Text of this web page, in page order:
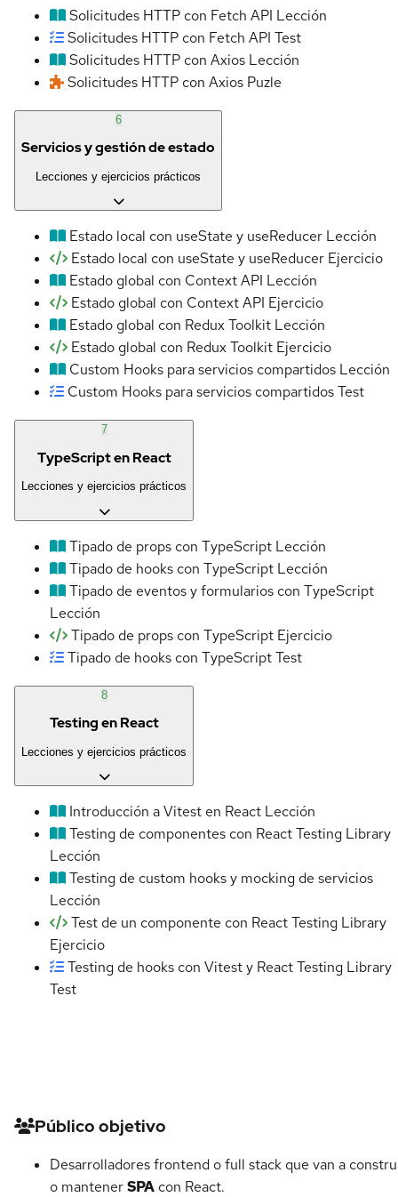
Solicitudes HTTP con Fetch API Lección
Solicitudes HTTP con Fetch API Test
Solicitudes HTTP con Axios Lección
Solicitudes HTTP con Axios Puzle
6
Servicios y gestión de estado
Lecciones y ejercicios prácticos
Estado local con useState y useReducer Lección
Estado local con useState y useReducer Ejercicio
Estado global con Context API Lección
Estado global con Context API Ejercicio
Estado global con Redux Toolkit Lección
Estado global con Redux Toolkit Ejercicio
Custom Hooks para servicios compartidos Lección
Custom Hooks para servicios compartidosTest
7
TypeScript en React
Lecciones y ejercicios prácticos
Tipado de props con TypeScript Lección
Tipado de hooks con TypeScript Lección
Tipado de eventos y formularios con TypeScript
Lección
Tipado de props con TypeScript Ejercicio
Tipado de hooks con TypeScriptTest
8
Testing en React
Lecciones y ejercicios prácticos
Introducción a Vitest en React Lección
Testing de componentes con React Testing Library
Lección
Testing de custom hooks y mocking de servicios
Lección
Test de un componente con React Testing Library
Ejercicio
Testing de hooks con Vitest y React Testing Library
Test
Detalles del curso
Público objetivo
Desarrolladores frontend o full stack que van a
o mantenerSPA con React.